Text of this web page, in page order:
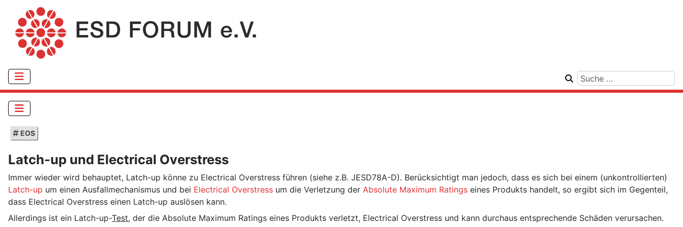
EOS
Latch-up und Electrical Overstress
Immer wieder wird behauptet, Latch-up könne zu Electrical Overstress führen (siehe z.B. JESD78A-D). Berücksichtigt man jedoch, dass es sich bei einem (unkontrollierten)
Latch-up um einen Ausfallmechanismus und bei Electrical Overstress um die Verletzung der Absolute Maximum Ratings eines Produkts handelt, so ergibt sich im Gegenteil,
dass Electrical Overstress einen Latch-up auslösen kann.
Allerdings ist ein Latch-up-Test, der die Absolute Maximum Ratings eines Produkts verletzt, Electrical Overstress und kann durchaus entsprechende Schäden verursachen.